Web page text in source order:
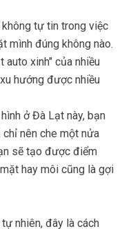
tự tin trong việc
mình đúng không nào.
auto xinh" của nhiều
hướng được nhiều
ở Đà Lạt này, bạn
nên che một nửa
sẽ tạo được điểm
hay môi cũng là gợi
nhiên, đây là cách